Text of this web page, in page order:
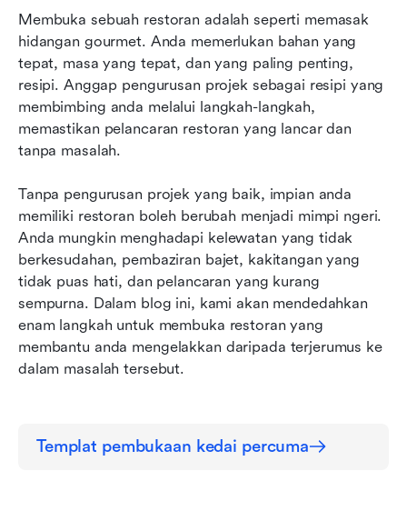
Membuka sebuah restoran adalah seperti memasak
hidangan gourmet. Anda memerlukan bahan yang
tepat, masa yang tepat, dan yang paling penting,
resipi. Anggap pengurusan projek sebagai resipi yang
membimbing anda melalui langkah-langkah,
memastikan pelancaran restoran yang lancar dan
tanpa masalah.
Tanpa pengurusan projek yang baik, impian anda
memiliki restoran boleh berubah menjadi mimpi ngeri.
Anda mungkin menghadapi kelewatan yang tidak
berkesudahan, pembaziran bajet, kakitangan yang
tidak puas hati, dan pelancaran yang kurang
sempurna. Dalam blog ini, kami akan mendedahkan
enam langkah untuk membuka restoran yang
membantu anda mengelakkan daripada terjerumus ke
dalam masalah tersebut.
Templat pembukaan kedai percuma
mengambil kira tarikh
Delegasi, delegasi, delegasi
Visualisasikan kemajuan anda
Rancang untuk perkara yang tidak dijangka
Melabur dalam alat yang betul